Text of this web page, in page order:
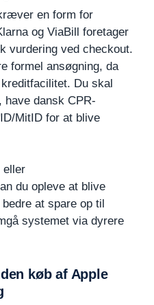
en form for
og ViaBill foretager
vurdering ved checkout.
formel ansøgning, da
Du skal
dansk CPR-
MitID for at blive
eller
du opleve at blive
at spare op til
systemet via dyrere
køb af Apple